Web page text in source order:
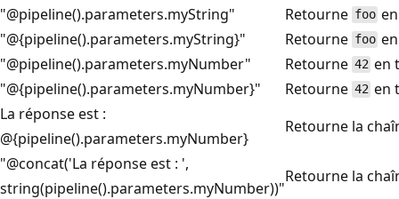
"@pipeline().parameters.myString"
Retourne foo
"@{pipeline().parameters.myString}"
Retourne foo
"@pipeline().parameters.myNumber"
Retourne 42 en
"@{pipeline().parameters.myNumber}"
Retourne 42 en
La réponse est :
@{pipeline().parameters.myNumber}
Retourne la
"@concat('La réponse est : ',
string(pipeline().parameters.myNumber))"
Retourne la